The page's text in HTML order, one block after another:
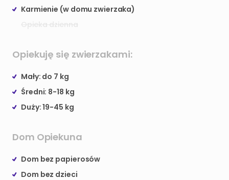
Karmienie (w domu zwierzaka)
Opiekuję się zwierzakami:
Mały: do 7 kg
Średni: 8-18 kg
Duży: 19-45 kg
Dom Opiekuna
Dom bez papierosów
Dom bez dzieci